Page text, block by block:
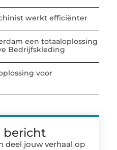
werkt efficiënter
een totaaloplossing
Bedrijfskleding
voor
bericht
deel jouw verhaal op